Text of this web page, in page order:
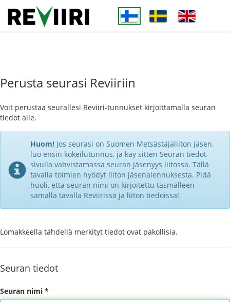
Perusta seurasi Reviiriin
Voit perustaa seurallesi Reviiri-tunnukset kirjoittamalla seuran
tiedot alle.
Huom! Jos seurasi on Suomen Metsästäjäliiton jäsen,
luo ensin kokeilutunnus, ja käy sitten Seuran tiedot-
sivulla vahvistamassa seuran jäsenyys liitossa. Tällä
tavalla toimien hyödyt liiton jäsenalennuksesta. Pidä
huoli, että seuran nimi on kirjoitettu täsmälleen
samalla tavalla Reviirissä ja liiton tiedoissa!
Lomakkeella tähdellä merkityt tiedot ovat pakollisia.
Seuran tiedot
Seuran nimi *